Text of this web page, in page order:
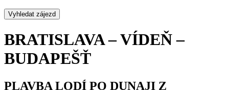
BRATISLAVA – VÍDEŇ –
BUDAPEŠŤ
PLAVBA LODÍ PO DUNAJI Z